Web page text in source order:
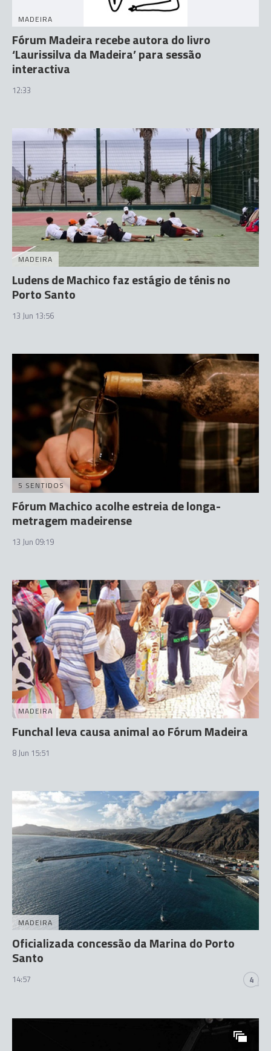
MADEIRA
Fórum Madeira recebe autora do livro
‘Laurissilva da Madeira’ para sessão
interactiva
12:33
MADEIRA
Ludens de Machico faz estágio de ténis no
Porto Santo
13 Jun 13:56
5 SENTIDOS
Fórum Machico acolhe estreia de longa-
metragem madeirense
13 Jun 09:19
MADEIRA
Funchal leva causa animal ao Fórum Madeira
8 Jun 15:51
MADEIRA
Oficializada concessão da Marina do Porto
Santo
14:57 4